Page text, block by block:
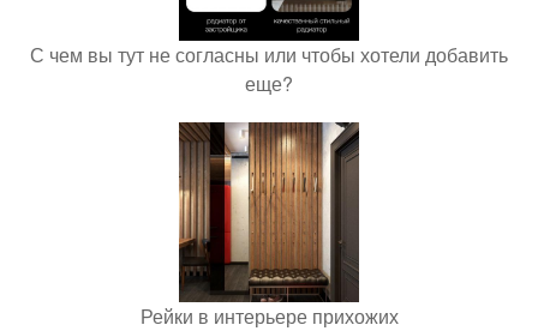
С чем вы тут не согласны или чтобы хотели добавить
еще?
Рейки в интерьере прихожих